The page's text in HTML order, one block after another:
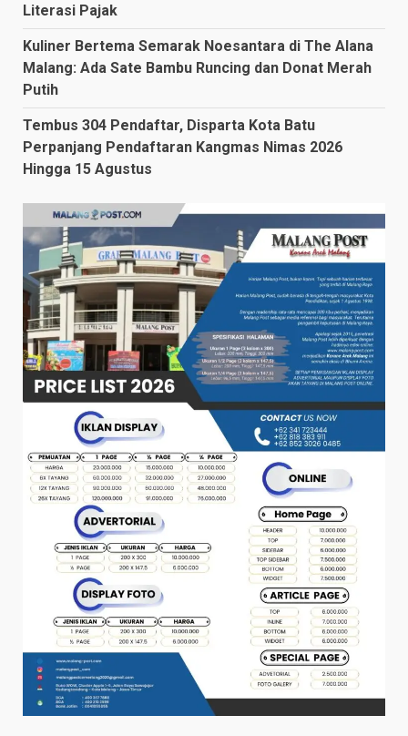
Literasi Pajak
Kuliner Bertema Semarak Noesantara di The Alana
Malang: Ada Sate Bambu Runcing dan Donat Merah
Putih
Tembus 304 Pendaftar, Disparta Kota Batu
Perpanjang Pendaftaran Kangmas Nimas 2026
Hingga 15 Agustus